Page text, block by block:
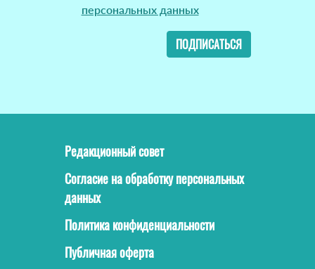
персональных данных
ПОДПИСАТЬСЯ
Редакционный совет
Согласие на обработку персональных
данных
Политика конфиденциальности
Публичная оферта